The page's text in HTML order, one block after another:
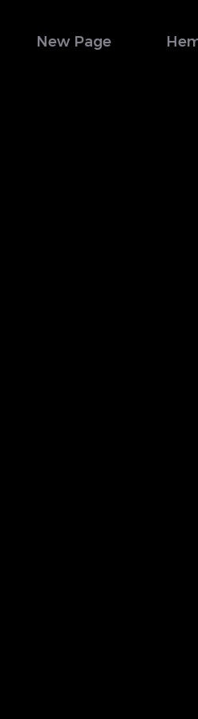
New Page